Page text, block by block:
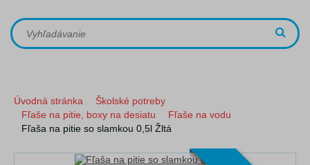
Úvodná stránka
Školské potreby
Fľaše na pitie, boxy na desiatu
Fľaše na vodu
Fľaša na pitie so slamkou 0,5l Žltá